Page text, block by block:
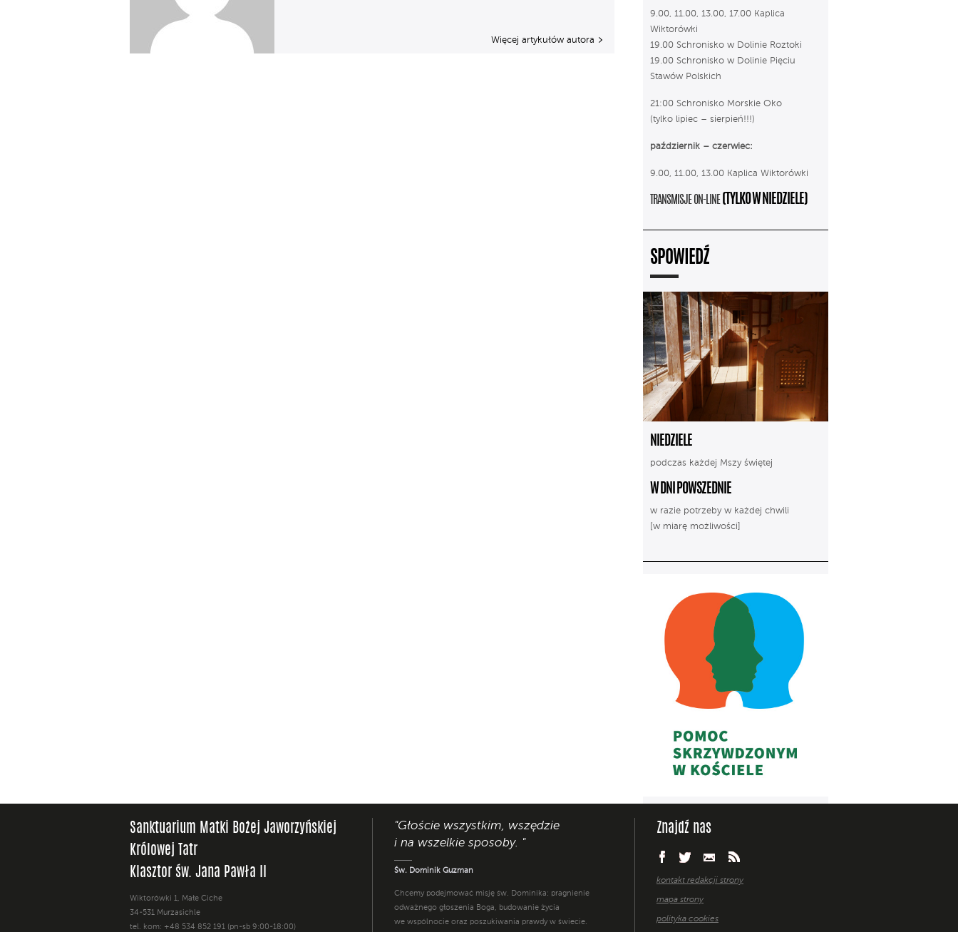
Więcej artykułów autora
9.00, 11.00, 13.00, 17.00 Kaplica
Wiktorówki
19.00 Schronisko w Dolinie Roztoki
19.00 Schronisko w Dolinie Pięciu
Stawów Polskich
21:00 Schronisko Morskie Oko
(tylko lipiec – sierpień!!!)
październik – czerwiec:
9.00, 11.00, 13.00 Kaplica Wiktorówki
TRANSMISJE ON-LINE(TYLKO W NIEDZIELE)
SPOWIEDŹ
NIEDZIELE
podczas każdej Mszy świętej
W DNI POWSZEDNIE
w razie potrzeby w każdej chwili
[w miarę możliwości]
Sanktuarium Matki Bożej Jaworzyńskiej
Królowej Tatr
Klasztor św. Jana Pawła II
Wiktorówki 1, Małe Ciche
34-531 Murzasichle
tel. kom: +48 534 852 191 (pn-sb 9:00-18:00)
"Głoście wszystkim, wszędzie
i na wszelkie sposoby. "
Św. Dominik Guzman
Chcemy podejmować misję św. Dominika: pragnienie
odważnego głoszenia Boga, budowanie życia
we wspólnocie oraz poszukiwania prawdy w świecie.
Znajdź nas
kontakt redakcji strony
mapa strony
polityka cookies